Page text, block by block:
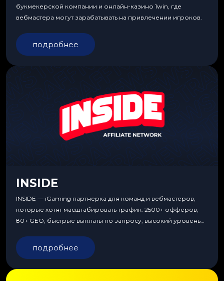
букмекерской компании и онлайн-казино 1win, где
вебмастера могут зарабатывать на привлечении игроков.
подробнее
INSIDE
INSIDE — iGaming партнерка для команд и вебмастеров,
которые хотят масштабировать трафик. 2500+ офферов,
80+ GEO, быстрые выплаты по запросу, высокий уровень
подробнее